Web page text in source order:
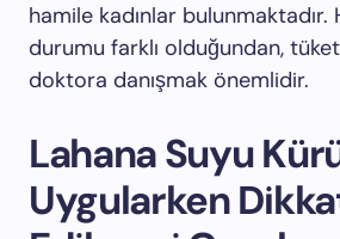
hamile kadınlar bulunmaktadır.
durumu farklı olduğundan,
doktora danışmak önemlidir.
Lahana Suyu
Uygularken